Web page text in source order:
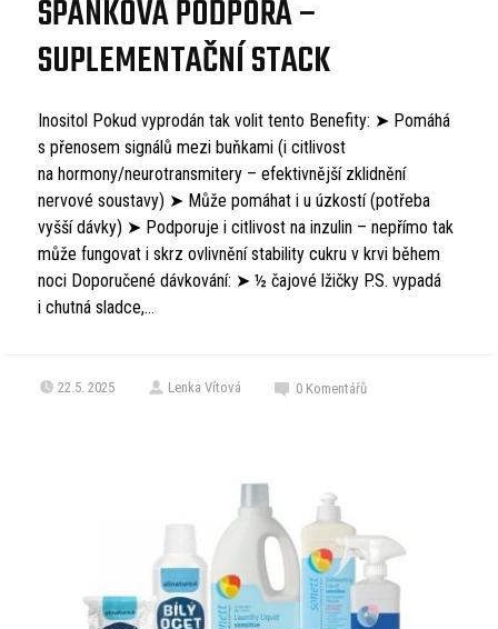
SPÁNKOVÁ PODPORA –
SUPLEMENTAČNÍ STACK
Inositol Pokud vyprodán tak volit tento Benefity: ➤ Pomáhá
s přenosem signálů mezi buňkami (i citlivost
na hormony/neurotransmitery – efektivnější zklidnění
nervové soustavy) ➤ Může pomáhat i u úzkostí (potřeba
vyšší dávky) ➤ Podporuje i citlivost na inzulin – nepřímo tak
může fungovat i skrz ovlivnění stability cukru v krvi během
noci Doporučené dávkování: ➤ ½ čajové lžičky P.S. vypadá
i chutná sladce,...
22.5. 2025 Lenka Vítová 0 Komentářů